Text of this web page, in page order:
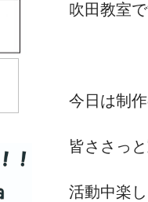
吹田教室
今日は制
皆ささっ
活動中楽